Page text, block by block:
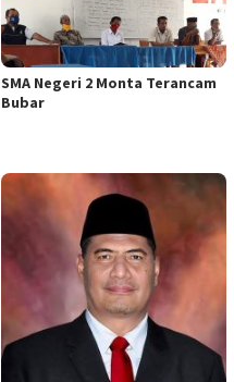
SMA Negeri 2 Monta Terancam
Bubar